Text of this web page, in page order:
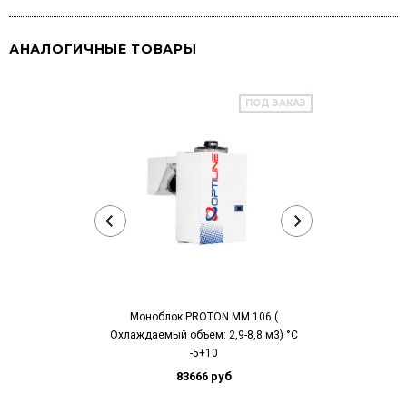
АНАЛОГИЧНЫЕ ТОВАРЫ
ПОД ЗАКАЗ
Моноблок PROTON MM 106 (
Охлаждаемый объем: 2,9-8,8 м3) °С
-5+10
83666 руб